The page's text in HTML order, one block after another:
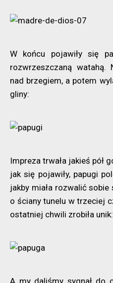
W końcu pojawiły się
rozwrzeszczaną watahą.
nad brzegiem, a potem
gliny:
Impreza trwała jakieś pół
jak się pojawiły, papugi
jakby miała rozwalić
o ściany tunelu w trzeciej
ostatniej chwili zrobiła unik:
A my daliśmy sygnał do